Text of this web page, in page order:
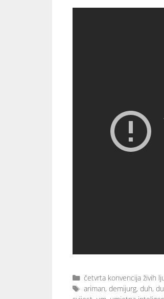
četvrta konvencija živih
ariman, demijurg, duh,